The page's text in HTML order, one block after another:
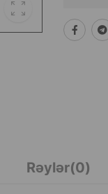
Rəylər(0)